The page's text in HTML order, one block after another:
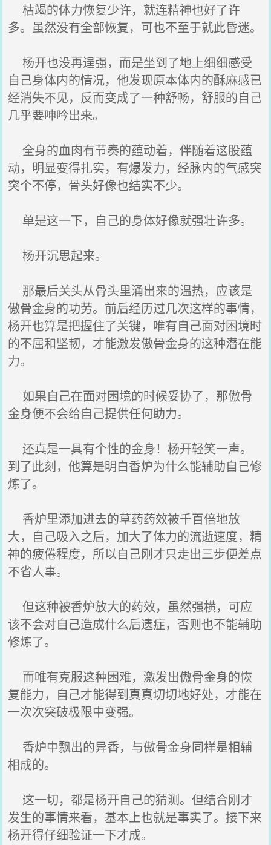
枯竭的体力恢复少许，就连精神也好了许
多。虽然没有全部恢复，可也不至于就此昏迷。
杨开也没再逞强，而是坐到了地上细细感受
自己身体内的情况，他发现原本体内的酥麻感已
经消失不见，反而变成了一种舒畅，舒服的自己
几乎要呻吟出来。
全身的血肉有节奏的蕴动着，伴随着这股蕴
动，明显变得扎实，有爆发力，经脉内的气感突
突个不停，骨头好像也结实不少。
单是这一下，自己的身体好像就强壮许多。
杨开沉思起来。
那最后关头从骨头里涌出来的温热，应该是
傲骨金身的功劳。前后经历过几次这样的事情，
杨开也算是把握住了关键，唯有自己面对困境时
的不屈和坚韧，才能激发傲骨金身的这种潜在能
力。
如果自己在面对困境的时候妥协了，那傲骨
金身便不会给自己提供任何助力。
还真是一具有个性的金身！杨开轻笑一声。
到了此刻，他算是明白香炉为什么能辅助自己修
炼了。
香炉里添加进去的草药药效被千百倍地放
大，自己吸入之后，加大了体力的流逝速度，精
神的疲倦程度，所以自己刚才只走出三步便差点
不省人事。
但这种被香炉放大的药效，虽然强横，可应
该不会对自己造成什么后遗症，否则也不能辅助
修炼了。
而唯有克服这种困难，激发出傲骨金身的恢
复能力，自己才能得到真真切切地好处，才能在
一次次突破极限中变强。
香炉中飘出的异香，与傲骨金身同样是相辅
相成的。
这一切，都是杨开自己的猜测。但结合刚才
发生的事情来看，基本上也就是事实了。接下来
杨开得仔细验证一下才成。